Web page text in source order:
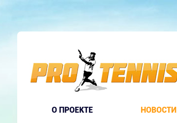
O ПРОЕКТЕ НОВОСТИ